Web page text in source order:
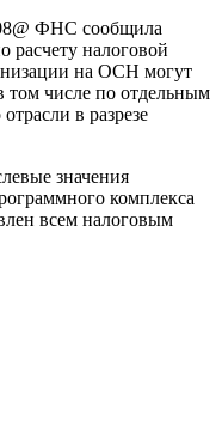
ФНС сообщила
расчету налоговой
на ОСН могут
том числе по отдельным
в разрезе
значения
комплекса
всем налоговым